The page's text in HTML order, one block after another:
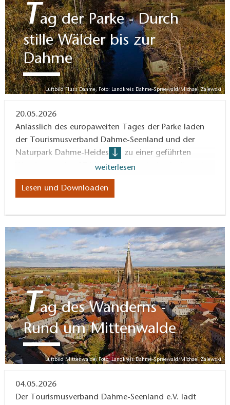
Luftbild Fluss Dahme, Foto: Landkreis Dahme-Spreewald/Michael Zalewski
Tag der Parke - Durch
stille Wälder bis zur
Dahme
20.05.2026
Anlässlich des europaweiten Tages der Parke laden
der Tourismusverband Dahme-Seenland und der
Naturpark Dahme-Heideseen zu einer geführten
Wanderung. Am 27 Mai wandern wir durch die weite
Landschaft des Naturparks Dahme-Heideseen.
weiterlesen
Lesen und Downloaden
Luftbild Mittenwalde, Foto: Landkreis Dahme-Spreewald/Michael Zalewski
Tag des Wanderns -
Rund um Mittenwalde
04.05.2026
Der Tourismusverband Dahme-Seenland e.V. lädt